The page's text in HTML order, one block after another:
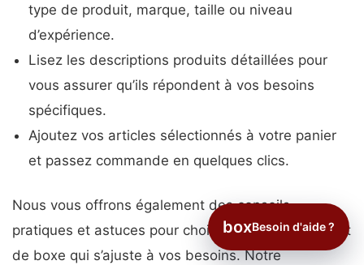
type de produit, marque, taille ou niveau
d’expérience.
Lisez les descriptions produits détaillées pour
vous assurer qu’ils répondent à vos besoins
spécifiques.
Ajoutez vos articles sélectionnés à votre panier
et passez commande en quelques clics.
Nous vous offrons également des conseils
pratiques et astuces pour choisir le bon équipement
de boxe qui s’ajuste à vos besoins. Notre
boxBesoin d'aide ?